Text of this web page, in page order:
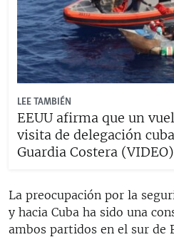
LEE TAMBIÉN
EEUU afirma que un
visita de delegación
Guardia Costera (VIDEO)
La preocupación por la
y hacia Cuba ha sido una
ambos partidos en el sur de